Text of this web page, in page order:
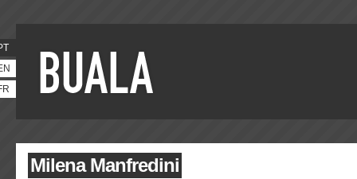
Milena Manfredini